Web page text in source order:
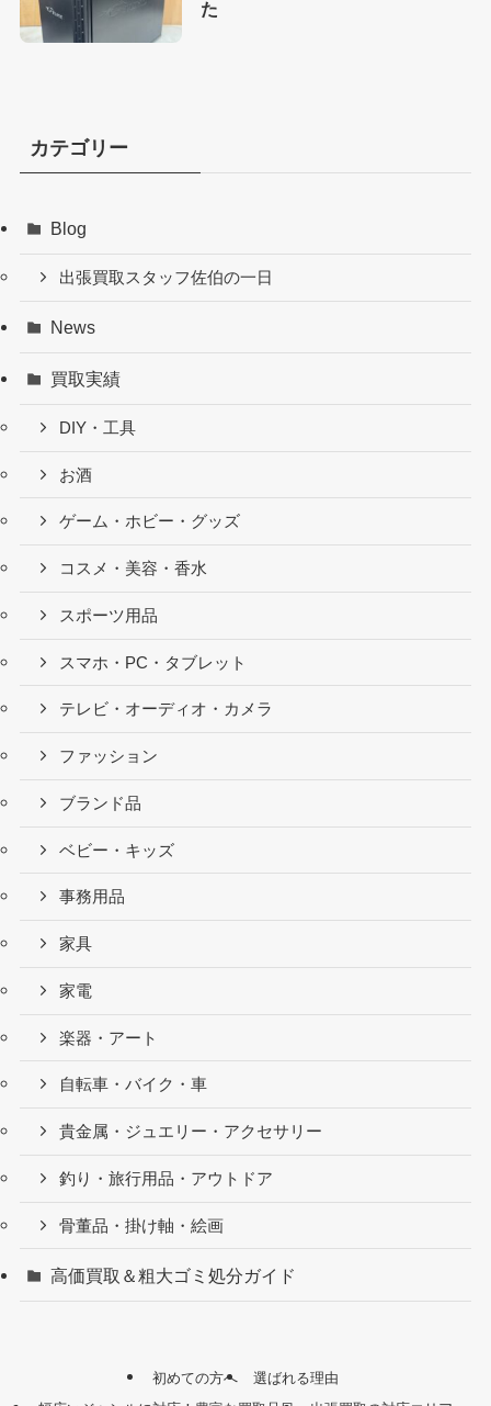
た
カテゴリー
Blog
出張買取スタッフ佐伯の一日
News
買取実績
DIY・工具
お酒
ゲーム・ホビー・グッズ
コスメ・美容・香水
スポーツ用品
スマホ・PC・タブレット
テレビ・オーディオ・カメラ
ファッション
ブランド品
ベビー・キッズ
事務用品
家具
家電
楽器・アート
自転車・バイク・車
貴金属・ジュエリー・アクセサリー
釣り・旅行用品・アウトドア
骨董品・掛け軸・絵画
高価買取＆粗大ゴミ処分ガイド
初めての方へ
選ばれる理由